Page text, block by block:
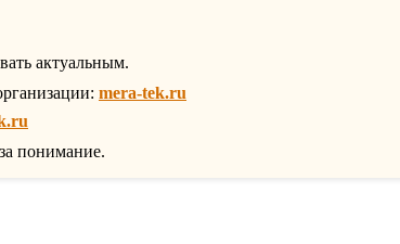
актуальным.
mera-tek.ru
понимание.